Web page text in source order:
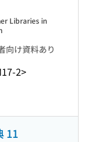
向け資料あり
2>
Libraries in
11